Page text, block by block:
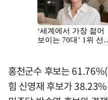
홍천군수 후보는
힘 신영재 후보가